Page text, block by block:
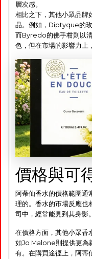
層次感。
相比之下，其他小眾品
品。例如，Diptyque的玫
而Byredo的佛手柑則以
色，但在市場的影響力上
價格與可
阿蒂仙香水的價格範圍通
理的。香水的市場反應也
司中，經常能見到其身影。
在價格方面，其他小眾香
如Jo Malone則提供更為
有。在購買途徑上，阿蒂